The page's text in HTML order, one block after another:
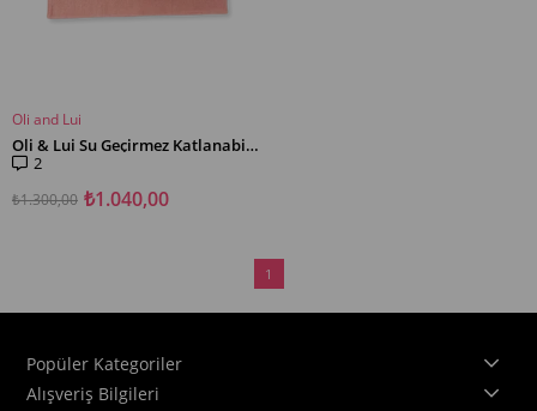
SEPETE EKLE
Oli and Lui
Oli & Lui Su Geçirmez Katlanabilir Köpek Matı
2
₺1.040,00
₺1.300,00
1
Popüler Kategoriler
Alışveriş Bilgileri